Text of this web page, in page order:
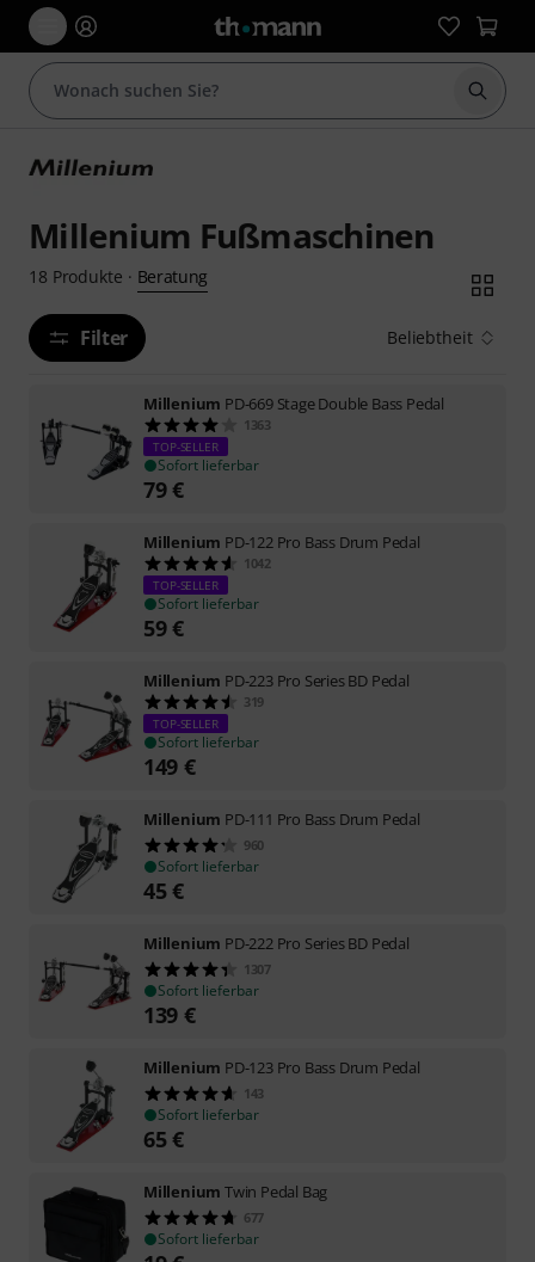
Suche
Millenium Fußmaschinen
18 Produkte · Beratung
Filter Beliebtheit
Millenium PD-669 Stage Double Bass Pedal
1363
TOP-SELLER
Sofort lieferbar
79€
Millenium PD-122 Pro Bass Drum Pedal
1042
TOP-SELLER
Sofort lieferbar
59€
Millenium PD-223 Pro Series BD Pedal
319
TOP-SELLER
Sofort lieferbar
149 €
Millenium PD-111 Pro Bass Drum Pedal
960
Sofort lieferbar
45€
Millenium PD-222 Pro Series BD Pedal
1307
Sofort lieferbar
139 €
Millenium PD-123 Pro Bass Drum Pedal
143
Sofort lieferbar
65€
Millenium Twin Pedal Bag
677
Sofort lieferbar